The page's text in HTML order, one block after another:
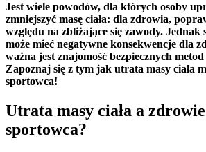
Jest wiele powodów, dla których osoby
zmniejszyć masę ciała: dla zdrowia,
względu na zbliżające się zawody. Jednak
może mieć negatywne konsekwencje dla
ważna jest znajomość bezpiecznych
Zapoznaj się z tym jak utrata masy ciała
sportowca!
Utrata masy ciała a
sportowca?